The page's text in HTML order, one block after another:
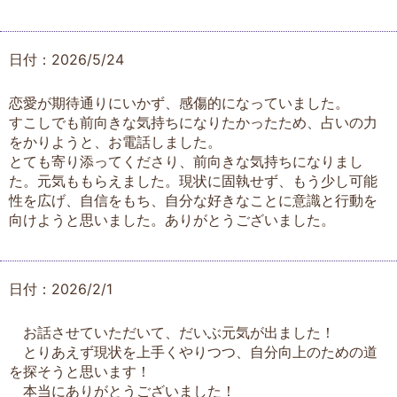
日付：2026/5/24
恋愛が期待通りにいかず、感傷的になっていました。
すこしでも前向きな気持ちになりたかったため、占いの力
をかりようと、お電話しました。
とても寄り添ってくださり、前向きな気持ちになりまし
た。元気ももらえました。現状に固執せず、もう少し可能
性を広げ、自信をもち、自分な好きなことに意識と行動を
向けようと思いました。ありがとうございました。
日付：2026/2/1
お話させていただいて、だいぶ元気が出ました！
とりあえず現状を上手くやりつつ、自分向上のための道
を探そうと思います！
本当にありがとうございました！